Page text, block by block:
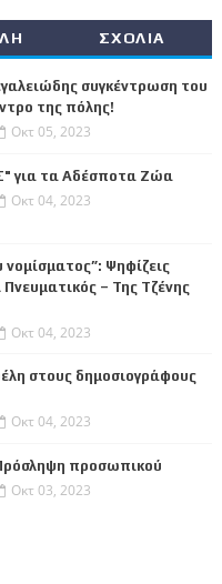
ΣΧΟΛΙΑ
συγκέντρωση του
της πόλης!
Οκτ 05, 2023
για τα Αδέσποτα Ζώα
Οκτ 04, 2023
νομίσματος”: Ψηφίζεις
– Της Τζένης
Οκτ 04, 2023
στους δημοσιογράφους
Οκτ 04, 2023
προσωπικού
Οκτ 03, 2023